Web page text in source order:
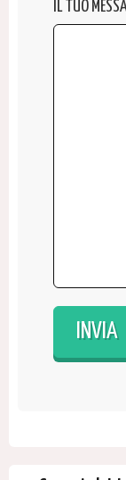
IL TUO